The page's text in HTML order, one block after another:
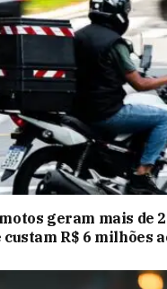
geram mais de
R$ 6 milhões